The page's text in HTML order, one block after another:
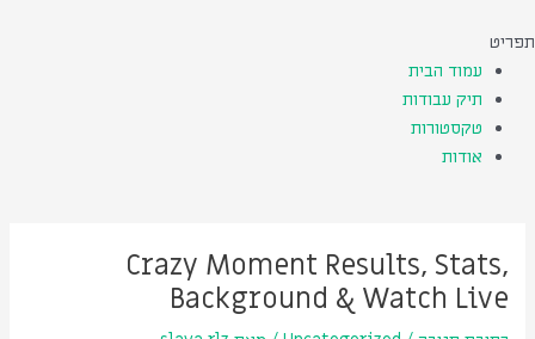
תפריט
עמוד הבית
תיק עבודות
טקסטורות
אודות
Crazy Moment Results, Stats,
Background & Watch Live